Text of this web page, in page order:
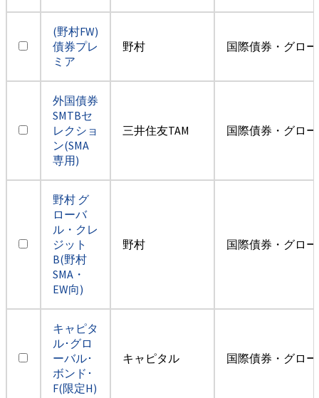
(野村FW)
債券プレ
ミア
野村 国際債券・グロ
外国債券
SMTBセ
レクショ
ン(SMA
専用)
三井住友TAM 国際債券・グロ
野村 グ
ローバ
ル・クレ
ジット
B(野村
SMA・
EW向)
野村 国際債券・グロ
キャピタ
ル･グロ
ーバル･
ボンド･
F(限定H)
キャピタル 国際債券・グロ